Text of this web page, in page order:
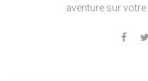
aventure sur votre